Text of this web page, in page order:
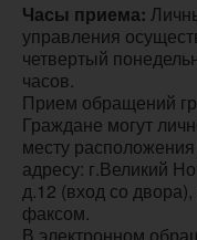
Часы приема:
управления
четвертый
часов.
Прием обращений
Граждане могут
месту
адресу: г.Великий
д.12 (вход со
факсом.